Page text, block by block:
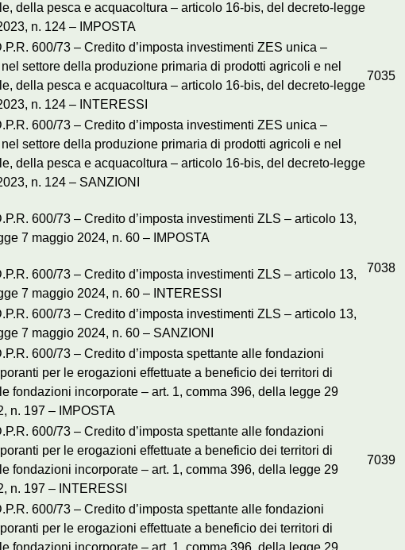
della pesca e acquacoltura – articolo 16-bis, del decreto-legge
n. 124 – IMPOSTA
7035
600/73 – Credito d’imposta investimenti ZES unica –
settore della produzione primaria di prodotti agricoli e nel
della pesca e acquacoltura – articolo 16-bis, del decreto-legge
n. 124 – INTERESSI
600/73 – Credito d’imposta investimenti ZES unica –
settore della produzione primaria di prodotti agricoli e nel
della pesca e acquacoltura – articolo 16-bis, del decreto-legge
n. 124 – SANZIONI
600/73 – Credito d’imposta investimenti ZLS – articolo 13,
7 maggio 2024, n. 60 – IMPOSTA
7038
600/73 – Credito d’imposta investimenti ZLS – articolo 13,
7 maggio 2024, n. 60 – INTERESSI
600/73 – Credito d’imposta investimenti ZLS – articolo 13,
7 maggio 2024, n. 60 – SANZIONI
600/73 – Credito d’imposta spettante alle fondazioni
per le erogazioni effettuate a beneficio dei territori di
fondazioni incorporate – art. 1, comma 396, della legge 29
n. 197 – IMPOSTA
7039
600/73 – Credito d’imposta spettante alle fondazioni
per le erogazioni effettuate a beneficio dei territori di
fondazioni incorporate – art. 1, comma 396, della legge 29
n. 197 – INTERESSI
600/73 – Credito d’imposta spettante alle fondazioni
per le erogazioni effettuate a beneficio dei territori di